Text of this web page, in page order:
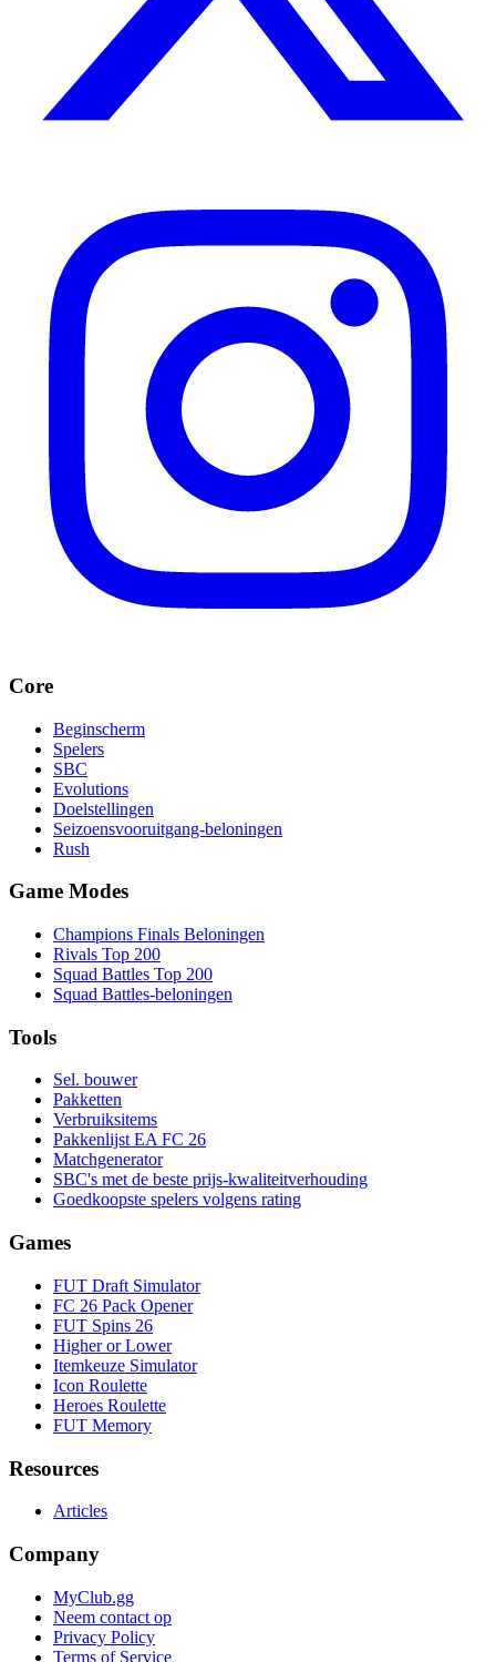
Core
Beginscherm
Spelers
SBC
Evolutions
Doelstellingen
Seizoensvooruitgang-beloningen
Rush
Game Modes
Champions Finals Beloningen
Rivals Top 200
Squad Battles Top 200
Squad Battles-beloningen
Tools
Sel. bouwer
Pakketten
Verbruiksitems
Pakkenlijst EA FC 26
Matchgenerator
SBC's met de beste prijs-kwaliteitverhouding
Goedkoopste spelers volgens rating
Games
FUT Draft Simulator
FC 26 Pack Opener
FUT Spins 26
Higher or Lower
Itemkeuze Simulator
Icon Roulette
Heroes Roulette
FUT Memory
Resources
Articles
Company
MyClub.gg
Neem contact op
Privacy Policy
Terms of Service